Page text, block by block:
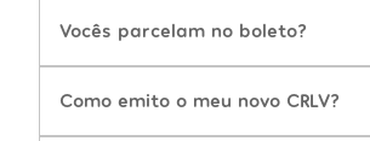
Vocês parcelam no boleto?
Como emito o meu novo CRLV?